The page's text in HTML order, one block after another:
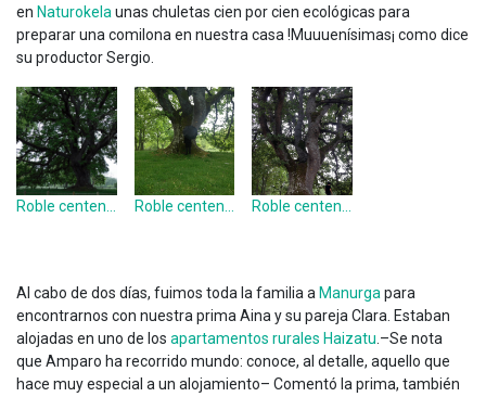
en Naturokela unas chuletas cien por cien ecológicas para
preparar una comilona en nuestra casa !Muuuenísimas¡ como dice
su productor Sergio.
Al cabo de dos días, fuimos toda la familia a Manurga para
encontrarnos con nuestra prima Aina y su pareja Clara. Estaban
alojadas en uno de los apartamentos rurales Haizatu .–Se nota
que Amparo ha recorrido mundo: conoce, al detalle, aquello que
hace muy especial a un alojamiento– Comentó la prima, también